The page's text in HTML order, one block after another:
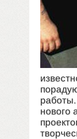
нового